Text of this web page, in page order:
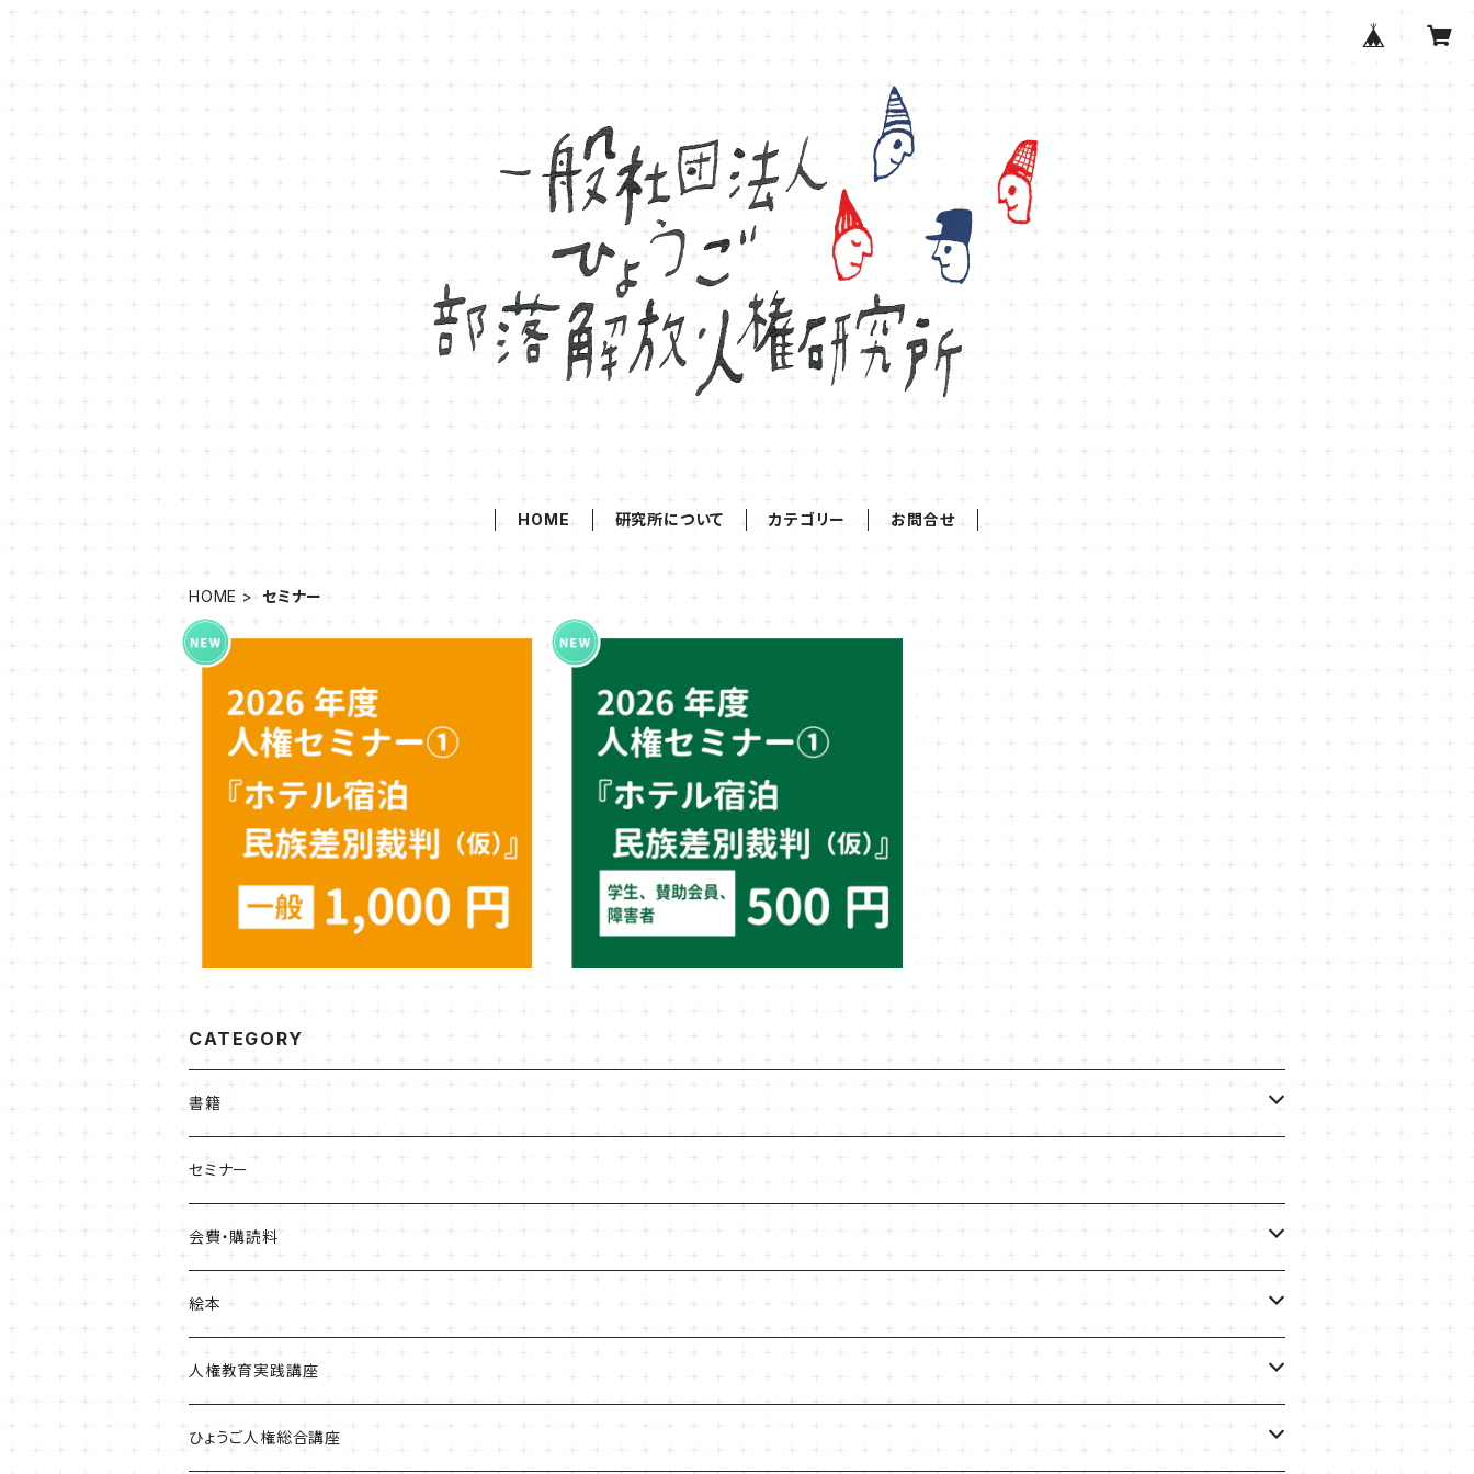
HOME 研究所について カテゴリー お問合せ
HOME セミナー
2026年度第1回人権セミナー参加券（一般）
『ホテル宿泊民族差別裁判（仮）』講師：文公輝
さん
¥1,000
2026年度第1回人権セミナー参加券（学生・
賛助会員・障害者）『ホテル宿泊民族差別裁判
（仮）』講師：文公輝さん
¥500
CATEGORY
書籍
ひょうご部落解放
人権歴史マップ
淡路・神戸増補版
播磨版
はじめてみよう！これからの部落問題学習
人権政策マップ報告書
セミナー
会費・購読料
正会員会費
特別会員会費
賛助会費
絵本
ともだちのにおい
かめたろう
人権教育実践講座
単体申込
ひょうご人権総合講座